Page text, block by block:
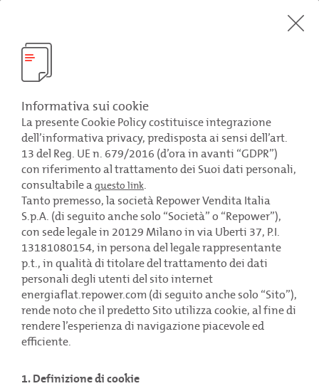
L’energia sempliceper la tua attività
Energia elettrica e gas a tariffa flat,
tutto compreso. Tutto.
SCEGLI LA TUA TARIFFA
Informativa sui cookie
La presente Cookie Policy costituisce integrazione
dell’informativa privacy, predisposta ai sensi dell’art.
13 del Reg. UE n. 679/2016 (d’ora in avanti “GDPR”)
con riferimento al trattamento dei Suoi dati personali,
consultabile aquesto link.
Tanto premesso, la società Repower Vendita Italia
S.p.A. (di seguito anche solo “Società” o “Repower”),
con sede legale in 20129 Milano in via Uberti 37, P.I.
13181080154, in persona del legale rappresentante
p.t., in qualità di titolare del trattamento dei dati
personali degli utenti del sito internet
energiaflat.repower.com (di seguito anche solo “Sito”),
rende noto che il predetto Sito utilizza cookie, al fine di
rendere l’esperienza di navigazione piacevole ed
efficiente.
1. Definizione di cookie